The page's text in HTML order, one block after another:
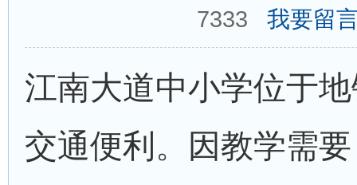
7333 我要留
江南大道中小学位于
交通便利。因教学需